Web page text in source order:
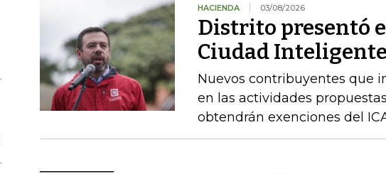
HACIENDA 03/08/2026
Distrito presentó
Ciudad
Nuevos contribuyentes que
en las actividades
obtendrán exenciones del